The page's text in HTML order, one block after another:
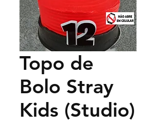
Topo de
Bolo Stray
Kids (Studio)